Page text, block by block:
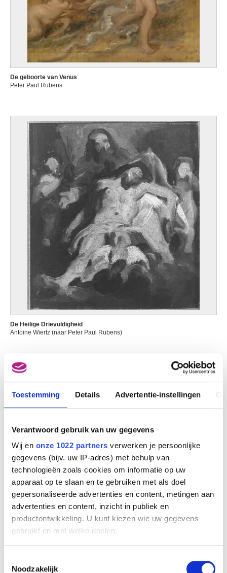
Toestemming Details Advertentie-instellingen
Verantwoord gebruik van uw gegevens
Wij en onze 1022 partners verwerken je persoonlijke
gegevens (bijv. uw IP-adres) met behulp van
technologieën zoals cookies om informatie op uw
apparaat op te slaan en te gebruiken met als doel
gepersonaliseerde advertenties en content, metingen aan
advertenties en content, inzicht in publiek en
productontwikkeling. U kunt kiezen wie uw gegevens
gebruikt en met welke doelen.
Informatie verzamelen over uw geografische
Noodzakelijk
De geboorte van Venus
Peter Paul Rubens
De Heilige Drievuldigheid
Antoine Wiertz (naar Peter Paul Rubens)